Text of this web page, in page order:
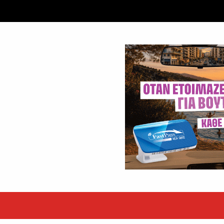
τα EBITDA το εξάμηνο
επιδόσεις κατά...